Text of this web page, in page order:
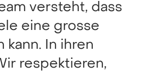
versteht, dass
eine grosse
kann. In ihren
respektieren,